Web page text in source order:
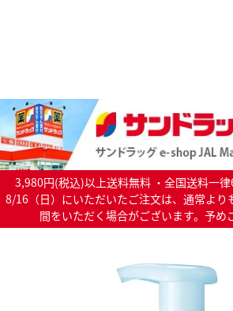
3,980円(税込)以上送料無料 ・全国送料一
8/16（日）にいただいたご注文は、通常より
間をいただく場合がございます。予め